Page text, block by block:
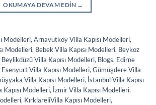
OKUMAYA DEVAM EDIN →
Modelleri, Arnavutköy Villa Kapısı Modelleri,
Modelleri, Bebek Villa Kapısı Modelleri, Beykoz
Beylikdüzü Villa Kapısı Modelleri, Blogs, Edirne
Esenyurt Villa Kapısı Modelleri, Gümüşdere Villa
Villa Kapısı Modelleri, İstanbul Villa Kapısı
Modelleri, İzmir Villa Kapısı Modelleri,
, KırklareliVilla Kapısı Modelleri,